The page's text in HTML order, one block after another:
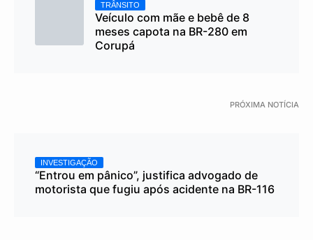
TRÂNSITO
Veículo com mãe e bebê de 8
meses capota na BR-280 em
Corupá
PRÓXIMA NOTÍCIA
INVESTIGAÇÃO
“Entrou em pânico”, justifica advogado de
motorista que fugiu após acidente na BR-116